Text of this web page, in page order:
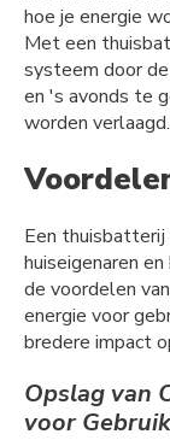
hoe je energie
Met een
systeem door
en 's avonds te
worden verlaagd.
Een
huiseigenaren
de voordelen
energie voor
bredere impact
Opslag van
voor